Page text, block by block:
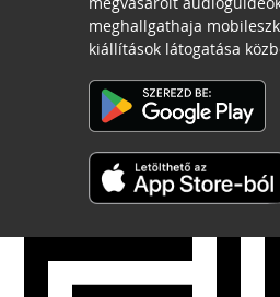
meghallgathaja
kiállítások látogatása